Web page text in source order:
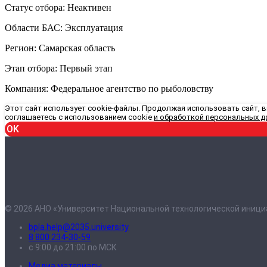
Статус отбора: Неактивен
Области БАС: Эксплуатация
Регион: Самарская область
Этап отбора: Первый этап
Компания: Федеральное агентство по рыболовству
Этот сайт использует cookie-файлы. Продолжая использовать сайт,
соглашаетесь с использованием cookie и обработкой персональных
OK
© 2026 АНО «Университет Национальной технологической
bpla.help@2035.university
8 800 234-30-59
с 9:00 до 21:00 по МСК